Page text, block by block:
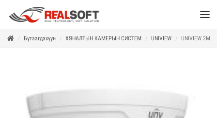
Бүтээгдэхүүн ХЯНАЛТЫН КАМЕРЫН СИСТЕМ UNIVIEW UNIVIEW 2MP